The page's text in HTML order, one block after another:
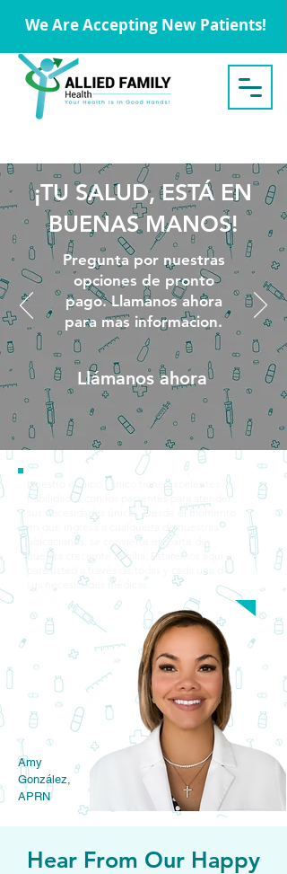
We Are Accepting New Patients!
¡TU SALUD, ESTÁ EN
BUENAS MANOS!
Pregunta por nuestras
opciones de pronto
pago. Llamanos ahora
para mas informacion.
Llámanos ahora
Nuestro equipo clínico tiene excelentes
habilidades con los pacientes para atender
sus necesidades únicas. Desde el momento
en que ingresa a cualquiera de nuestras
ubicaciones, se convierte en parte de
nuestra creciente familia. Estaremos aquí
para usted a través de todas y cada una de
sus necesidades médicas.
Amy
González,
APRN
Hear From Our Happy